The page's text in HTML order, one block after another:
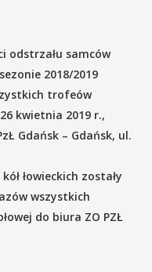
odstrzału samców
2018/2019
trofeów
kwietnia 2019 r.,
Gdańsk – Gdańsk, ul.
łowieckich zostały
wszystkich
do biura ZO PZŁ